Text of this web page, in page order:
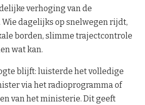
verhoging van de
dagelijks op snelwegen rijdt,
borden, slimme trajectcontrole
wat kan.
blijft: luisterde het volledige
via het radioprogramma of
van het ministerie. Dit geeft